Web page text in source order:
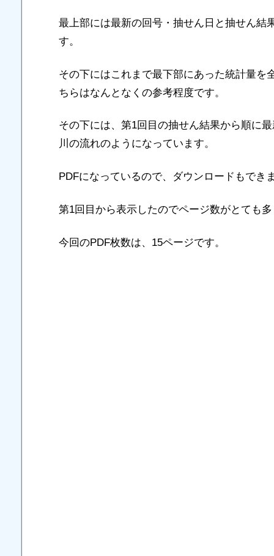
最上部には最新の回号・抽せん日と抽せん結
す。
その下にはこれまで最下部にあった統計量を
ちらはなんとなくの参考程度です。
その下には、第1回目の抽せん結果から順に
川の流れのようになっています。
PDFになっているので、ダウンロードもでき
第1回目から表示したのでページ数がとても
今回のPDF枚数は、15ページです。